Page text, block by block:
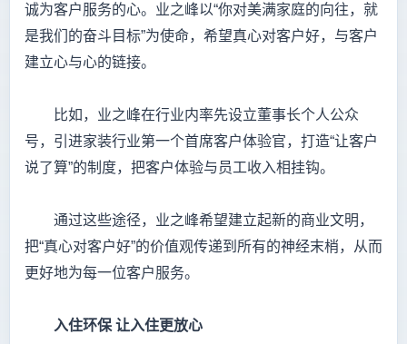
诚为客户服务的心。业之峰以“你对美满家庭的向往，就
是我们的奋斗目标”为使命，希望真心对客户好，与客户
建立心与心的链接。
比如，业之峰在行业内率先设立董事长个人公众
号，引进家装行业第一个首席客户体验官，打造“让客户
说了算”的制度，把客户体验与员工收入相挂钩。
通过这些途径，业之峰希望建立起新的商业文明，
把“真心对客户好”的价值观传递到所有的神经末梢，从而
更好地为每一位客户服务。
入住环保 让入住更放心